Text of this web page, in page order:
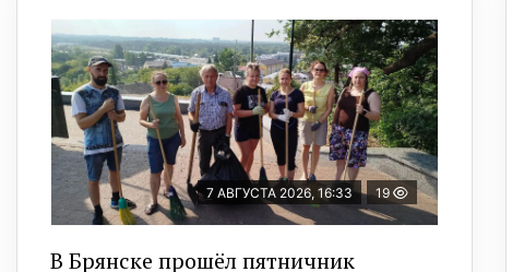
7 АВГУСТА 2026, 16:33 19
В Брянске прошёл пятничник